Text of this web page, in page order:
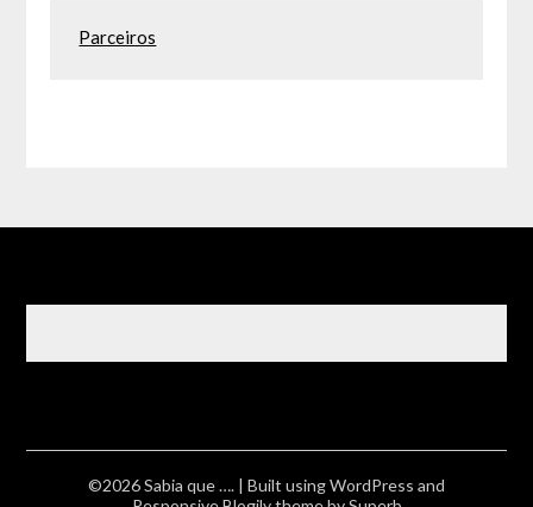
Parceiros
©2026 Sabia que …. | Built using WordPress and